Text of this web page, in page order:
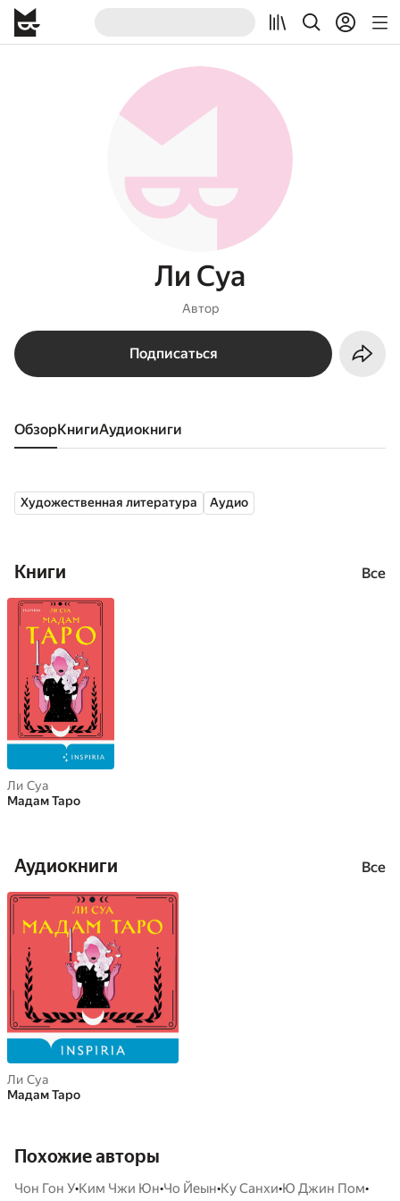
Ли Суа
Автор
Подписаться
Обзор книги аудиокниги
Художественная литература Аудио
Книги Все
Ли Суа
Мадам Таро
Аудиокниги Все
Ли Суа
Мадам Таро
Похожие авторы
Чон Гон У•Ким Чжи Юн•Чо Йеын•Ку Санхи•Ю Джин Пом•